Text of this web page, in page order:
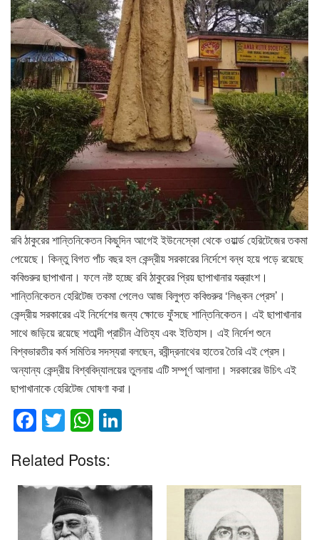
রবি ঠাকুরের শান্তিনিকেতন কিছুদিন আগেই ইউনেস্কো থেকে ওয়ার্ল্ড হেরিটেজের তকমা
পেয়েছে। কিন্তু বিগত পাঁচ বছর হল কেন্দ্রীয় সরকারের নির্দেশে বন্ধ হয়ে পড়ে রয়েছে
কবিগুরুর ছাপাখানা। ফলে নষ্ট হচ্ছে রবি ঠাকুরের প্রিয় ছাপাখানার যন্ত্রাংশ।
শান্তিনিকেতন হেরিটেজ তকমা পেলেও আজ বিলুপ্ত কবিগুরুর ‘লিঙ্কন প্রেস’।
কেন্দ্রীয় সরকারের এই নির্দেশের জন্য ক্ষোভে ফুঁসছে শান্তিনিকেতন। এই ছাপাখানার
সাথে জড়িয়ে রয়েছে শতাব্দী প্রাচীন ঐতিহ্য এবং ইতিহাস। এই নির্দেশ শুনে
বিশ্বভারতীর কর্ম সমিতির সদস্যরা বলছেন, রবীন্দ্রনাথের হাতের তৈরি এই প্রেস।
অন্যান্য কেন্দ্রীয় বিশ্ববিদ্যালয়ের তুলনায় এটি সম্পূর্ণ আলাদা। সরকারের উচিৎ এই
ছাপাখানাকে হেরিটেজ ঘোষণা করা।
F
c
e
T
tt
er
W
at
s
A
e
dI
Related Posts: